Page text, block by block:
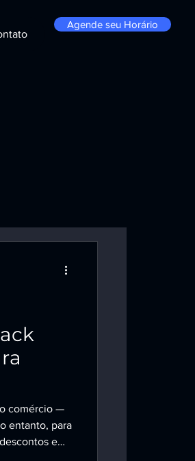
Agende seu Horário
entanto, para
e